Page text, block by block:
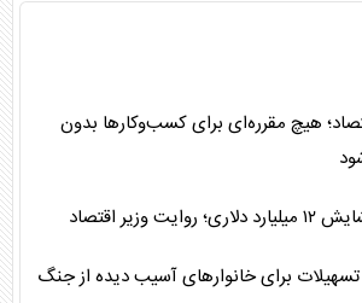
هیچ مقرره‌ای برای کسب‌وکارها بدون
وزیر اقتصاد